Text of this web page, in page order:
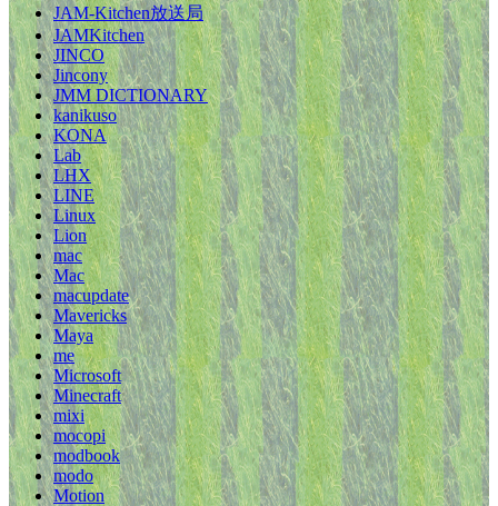
JAM-Kitchen放送局
JAMKitchen
JINCO
Jincony
JMM DICTIONARY
kanikuso
KONA
Lab
LHX
LINE
Linux
Lion
mac
Mac
macupdate
Mavericks
Maya
me
Microsoft
Minecraft
mixi
mocopi
modbook
modo
Motion